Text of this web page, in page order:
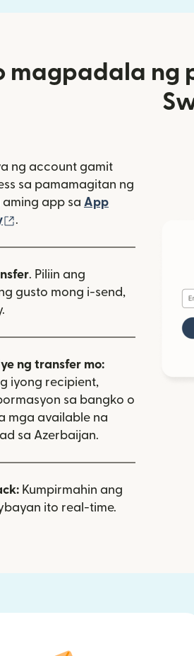
magpadala ng
ng account gamit
sa pamamagitan ng
sa bagong window)
aming app sa App
window)
.
. Piliin ang
gusto mong i-send,
ng transfer mo:
iyong recipient,
sa bangko o
mga available na
sa Azerbaijan.
Kumpirmahin ang
ito real-time.